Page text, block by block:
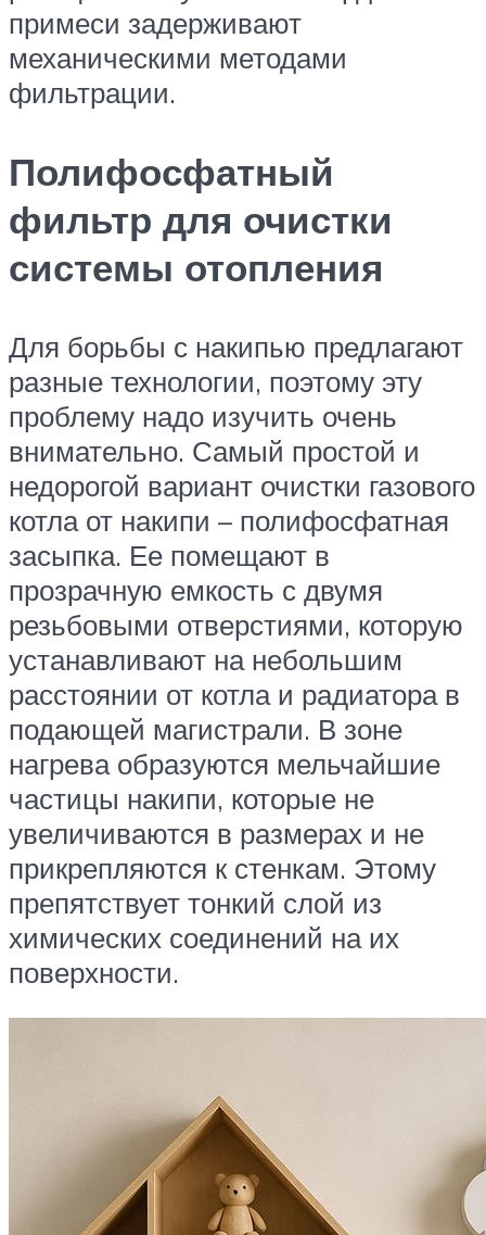
примеси задерживают
механическими методами
фильтрации.
Полифосфатный
фильтр для очистки
системы отопления
Для борьбы с накипью предлагают
разные технологии, поэтому эту
проблему надо изучить очень
внимательно. Самый простой и
недорогой вариант очистки газового
котла от накипи – полифосфатная
засыпка. Ее помещают в
прозрачную емкость с двумя
резьбовыми отверстиями, которую
устанавливают на небольшим
расстоянии от котла и радиатора в
подающей магистрали. В зоне
нагрева образуются мельчайшие
частицы накипи, которые не
увеличиваются в размерах и не
прикрепляются к стенкам. Этому
препятствует тонкий слой из
химических соединений на их
поверхности.